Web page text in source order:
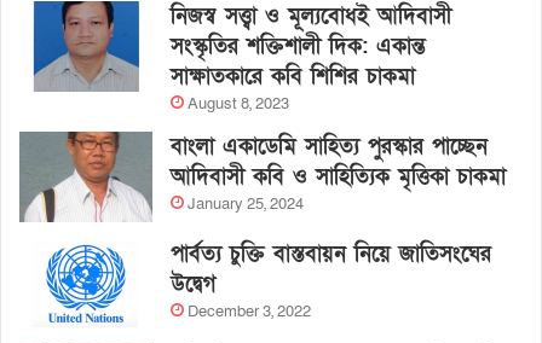
নিজস্ব সত্ত্বা ও মূল্যবোধই আদিবাসী
সংস্কৃতির শক্তিশালী দিক: একান্ত
সাক্ষাতকারে কবি শিশির চাকমা
August 8, 2023
বাংলা একাডেমি সাহিত্য পুরস্কার পাচ্ছেন
আদিবাসী কবি ও সাহিত্যিক মৃত্তিকা চাকমা
January 25, 2024
পার্বত্য চুক্তি বাস্তবায়ন নিয়ে জাতিসংঘের
উদ্বেগ
December 3, 2022